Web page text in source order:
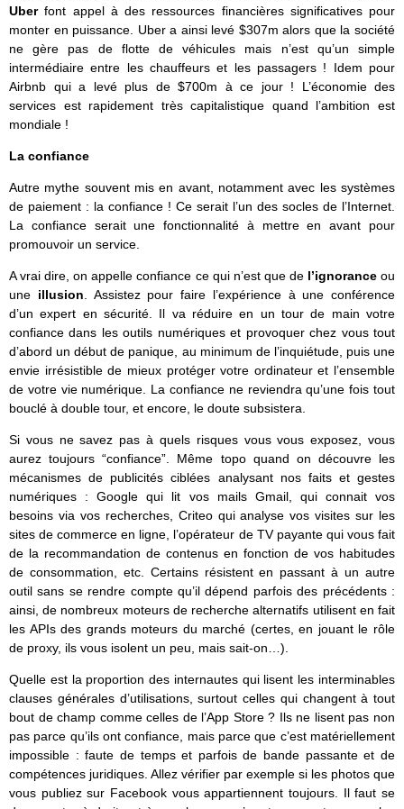
Uberfont appel à des ressources financières significatives pour
monter en puissance. Uber a ainsi levé $307m alors que la société
ne gère pas de flotte de véhicules mais n’est qu’un simple
intermédiaire entre les chauffeurs et les passagers ! Idem pour
Airbnb qui a levé plus de $700m à ce jour ! L’économie des
services est rapidement très capitalistique quand l’ambition est
mondiale !
La confiance
Autre mythe souvent mis en avant, notamment avec les systèmes
de paiement : la confiance ! Ce serait l’un des socles de l’Internet.
La confiance serait une fonctionnalité à mettre en avant pour
promouvoir un service.
A vrai dire, on appelle confiance ce qui n’est que de l’ignoranceou
une illusion . Assistez pour faire l’expérience à une conférence
d’un expert en sécurité. Il va réduire en un tour de main votre
confiance dans les outils numériques et provoquer chez vous tout
d’abord un début de panique, au minimum de l’inquiétude, puis une
envie irrésistible de mieux protéger votre ordinateur et l’ensemble
de votre vie numérique. La confiance ne reviendra qu’une fois tout
bouclé à double tour, et encore, le doute subsistera.
Si vous ne savez pas à quels risques vous vous exposez, vous
aurez toujours “confiance”. Même topo quand on découvre les
mécanismes de publicités ciblées analysant nos faits et gestes
numériques : Google qui lit vos mails Gmail, qui connait vos
besoins via vos recherches, Criteo qui analyse vos visites sur les
sites de commerce en ligne, l’opérateur de TV payante qui vous fait
de la recommandation de contenus en fonction de vos habitudes
de consommation, etc. Certains résistent en passant à un autre
outil sans se rendre compte qu’il dépend parfois des précédents :
ainsi, de nombreux moteurs de recherche alternatifs utilisent en fait
les APIs des grands moteurs du marché (certes, en jouant le rôle
de proxy, ils vous isolent un peu, mais sait-on…).
Quelle est la proportion des internautes qui lisent les interminables
clauses générales d’utilisations, surtout celles qui changent à tout
bout de champ comme celles de l’App Store ? Ils ne lisent pas non
pas parce qu’ils ont confiance, mais parce que c’est matériellement
impossible : faute de temps et parfois de bande passante et de
compétences juridiques. Allez vérifier par exemple si les photos que
vous publiez sur Facebook vous appartiennent toujours. Il faut se